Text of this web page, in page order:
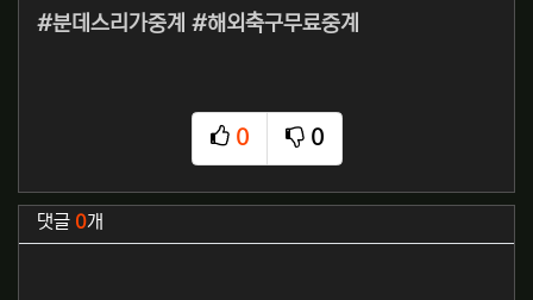
#분데스리가중계 #해외축구무료중계
0
추천
0
비추천
관련자료
댓글 0개